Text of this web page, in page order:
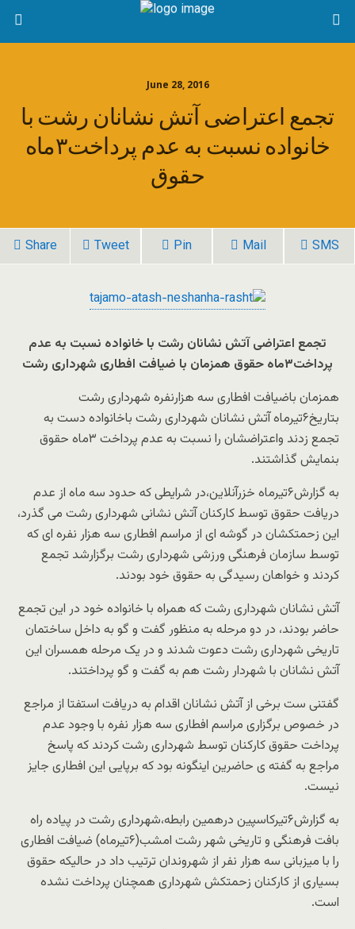
June 28, 2016
تجمع اعتراضی آتش نشانان رشت با
خانواده نسبت به عدم پرداخت۳ماه
حقوق
Share Tweet Pin Mail SMS
تجمع اعتراضی آتش نشانان رشت با خانواده نسبت به عدم
پرداخت۳ماه حقوق همزمان با ضیافت افطاری شهرداری رشت
همزمان باضیافت افطاری سه هزارنفره شهرداری رشت
بتاریخ۶تیرماه آتش نشانان شهرداری رشت باخانواده دست به
تجمع زدند واعتراضشان را نسبت به عدم پرداخت ۳ماه حقوق
بنمایش گذاشتند.
به گزارش۶تیرماه خزرآنلاین،در شرایطی که حدود سه ماه از عدم
دریافت حقوق توسط کارکنان آتش نشانی شهرداری رشت می گذرد،
این زحمتکشان در گوشه ای از مراسم افطاری سه هزار نفره ای که
توسط سازمان فرهنگی ورزشی شهرداری رشت برگزارشد تجمع
کردند و خواهان رسیدگی به حقوق خود بودند.
آتش نشانان شهرداری رشت که همراه با خانواده خود در این تجمع
حاضر بودند، در دو مرحله به منظور گفت و گو به داخل ساختمان
تاریخی شهرداری رشت دعوت شدند و در یک مرحله همسران این
آتش نشانان با شهردار رشت هم به گفت و گو پرداختند.
گفتنی ست برخی از آتش نشانان اقدام به دریافت استفتا از مراجع
در خصوص برگزاری مراسم افطاری سه هزار نفره با وجود عدم
پرداخت حقوق کارکنان توسط شهرداری رشت کردند که پاسخ
مراجع به گفته ی حاضرین اینگونه بود که برپایی این افطاری جایز
نیست.
به گزارش۶تیرکاسپین درهمین رابطه،شهرداری رشت در پیاده راه
بافت فرهنگی و تاریخی شهر رشت امشب(۶تیرماه) ضیافت افطاری
را با میزبانی سه هزار نفر از شهروندان ترتیب داد در حالیکه حقوق
بسیاری از کارکنان زحمتکش شهرداری همچنان پرداخت نشده
است.